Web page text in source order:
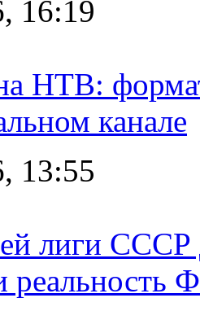
16:19
НТВ:
канале
13:55
лиги СССР
реальность